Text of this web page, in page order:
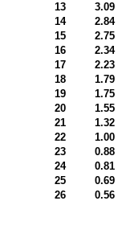
13
3.09
14
2.84
15
2.75
16
2.34
17
2.23
18
1.79
19
1.75
20
1.55
21
1.32
22
1.00
23
0.88
24
0.81
25
0.69
26
0.56